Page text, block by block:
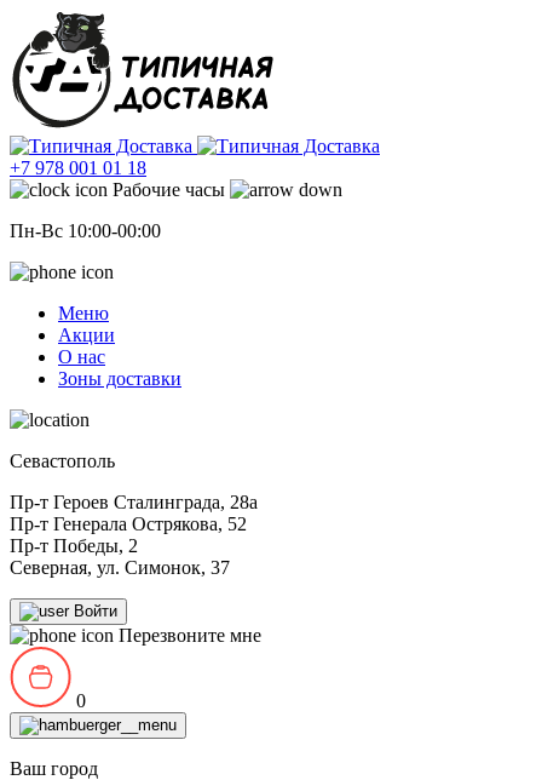
+7 978 001 01 18
Рабочие часы
Пн-Вс 10:00-00:00
Меню
Акции
О нас
Зоны доставки
Севастополь
Пр-т Героев Сталинграда, 28а
Пр-т Генерала Острякова, 52
Пр-т Победы, 2
Северная, ул. Симонок, 37
Войти
Перезвоните мне
0
Ваш город